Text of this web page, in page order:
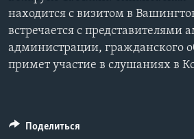
находится с визитом в
встречается с представителями
администрации, гражданского
примет участие в слушаниях в
Поделиться